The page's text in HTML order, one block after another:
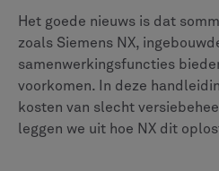
Het goede nieuws is dat
zoals Siemens NX,
samenwerkingsfuncties
voorkomen. In deze
kosten van slecht
leggen we uit hoe NX dit